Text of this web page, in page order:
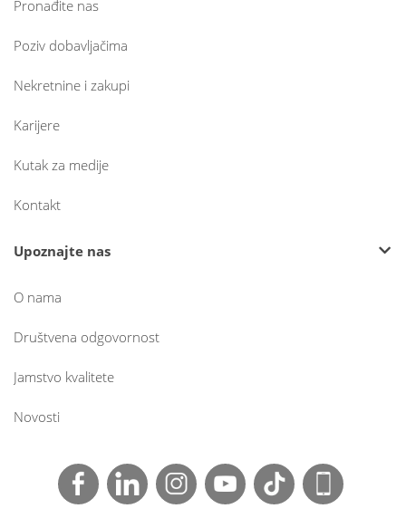
Pronađite nas
Poziv dobavljačima
Nekretnine i zakupi
Karijere
Kutak za medije
Kontakt
Upoznajte nas
O nama
Društvena odgovornost
Jamstvo kvalitete
Novosti